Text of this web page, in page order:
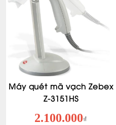
Máy quét mã vạch Zebex
Z-3151HS
2.100.000₫